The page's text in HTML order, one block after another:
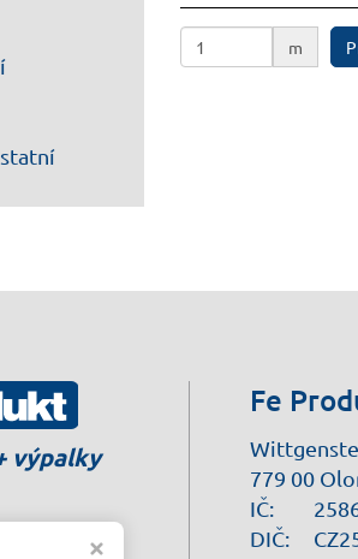
m
výpalky
Fe
779 00
IČ:
DIČ: